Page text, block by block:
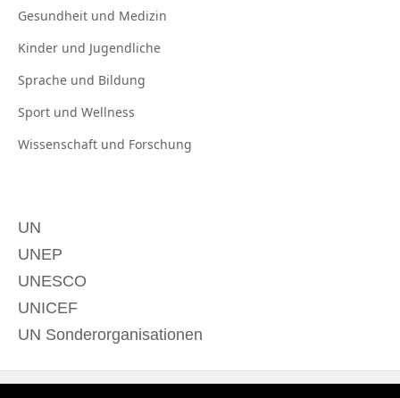
Gesundheit und Medizin
Kinder und Jugendliche
Sprache und Bildung
Sport und Wellness
Wissenschaft und Forschung
UN
UNEP
UNESCO
UNICEF
UN Sonderorganisationen